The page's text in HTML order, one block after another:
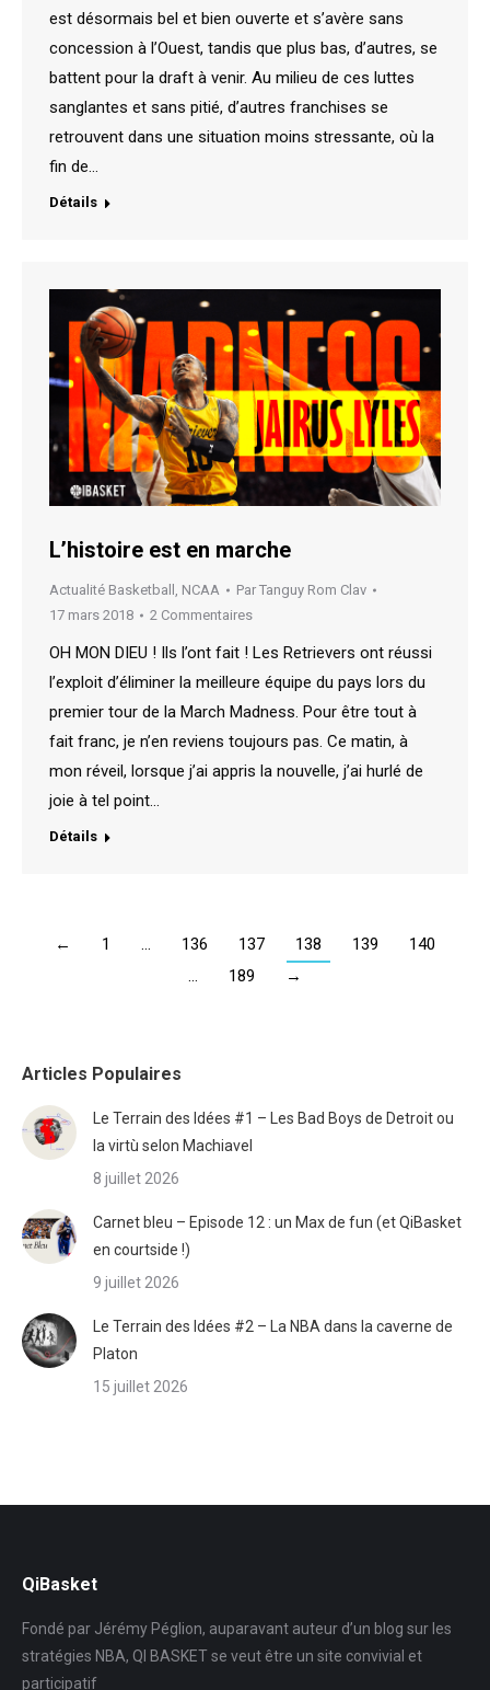
est désormais bel et bien ouverte et s’avère sans
concession à l’Ouest, tandis que plus bas, d’autres, se
battent pour la draft à venir. Au milieu de ces luttes
sanglantes et sans pitié, d’autres franchises se
retrouvent dans une situation moins stressante, où la
fin de…
Détails
L’histoire est en marche
Actualité Basketball , NCAA Par Tanguy Rom Clav
17 mars 2018
2 Commentaires
OH MON DIEU ! Ils l’ont fait ! Les Retrievers ont réussi
l’exploit d’éliminer la meilleure équipe du pays lors du
premier tour de la March Madness. Pour être tout à
fait franc, je n’en reviens toujours pas. Ce matin, à
mon réveil, lorsque j’ai appris la nouvelle, j’ai hurlé de
joie à tel point…
Détails
← 1 … 136 137 138 139
140
…
189 →
Articles Populaires
Le Terrain des Idées #1 – Les Bad Boys de Detroit ou
la virtù selon Machiavel
8 juillet 2026
Carnet bleu – Episode 12 : un Max de fun (et QiBasket
en courtside !)
9 juillet 2026
Le Terrain des Idées #2 – La NBA dans la caverne de
Platon
15 juillet 2026
QiBasket
Fondé par Jérémy Péglion, auparavant auteur d’un blog sur les
stratégies NBA, QI BASKET se veut être un site convivial et
participatif